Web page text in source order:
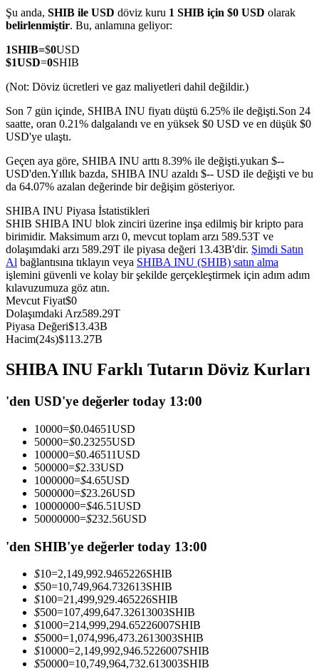
TradFi
Hisse senetleri, döviz, değerli metaller ve emtia türevleri
USDC Vadeli İşlemleri
Kopya Ticaret
En iyi traderlarla güçlerinizi birleştirin
Kopya Tüccarı Olun
Kâr paylaşımı ve kopya ticaret komisyonlarının tadını çıkarın
Şu anda, SHIB ile USD döviz kuru 1 SHIB için $0 USD olarak
belirlenmiştir. Bu, anlamına geliyor:
1SHIB=$0USD
$1USD=0SHIB
(Not: Döviz ücretleri ve gaz maliyetleri dahil değildir.)
Son 7 gün içinde, SHIBA INU fiyatı düştü 6.25% ile değişti.Son 24
saatte, oran 0.21% dalgalandı ve en yüksek $0 USD ve en düşük $0
USD'ye ulaştı.
Geçen aya göre, SHIBA INU arttı 8.39% ile değişti.yukarı $--
USD'den.Yıllık bazda, SHIBA INU azaldı $-- USD ile değişti ve bu
da 64.07% azalan değerinde bir değişim gösteriyor.
SHIBA INU Piyasa İstatistikleri
SHIB SHIBA INU blok zinciri üzerine inşa edilmiş bir kripto para
birimidir. Maksimum arzı 0, mevcut toplam arzı 589.53T ve
dolaşımdaki arzı 589.29T ile piyasa değeri 13.43B'dir. Şimdi Satın
Al bağlantısına tıklayın veya SHIBA INU (SHIB) satın alma
işlemini güvenli ve kolay bir şekilde gerçekleştirmek için adım adım
kılavuzumuza göz atın.
Mevcut Fiyat$0
Dolaşımdaki Arz589.29T
Piyasa Değeri$13.43B
Hacim(24s)$113.27B
SHIBA INU Farklı Tutarın Döviz Kurları
'den USD'ye değerler today 13:00
10000=$0.04651USD
50000=$0.23255USD
100000=$0.46511USD
500000=$2.33USD
1000000=$4.65USD
5000000=$23.26USD
10000000=$46.51USD
50000000=$232.56USD
'den SHIB'ye değerler today 13:00
$10=2,149,992.9465226SHIB
$50=10,749,964.732613SHIB
$100=21,499,929.465226SHIB
$500=107,499,647.32613003SHIB
$1000=214,999,294.65226007SHIB
$5000=1,074,996,473.2613003SHIB
$10000=2,149,992,946.5226007SHIB
$50000=10,749,964,732.613003SHIB